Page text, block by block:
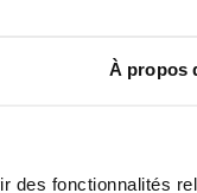
À propos
des fonctionnalités